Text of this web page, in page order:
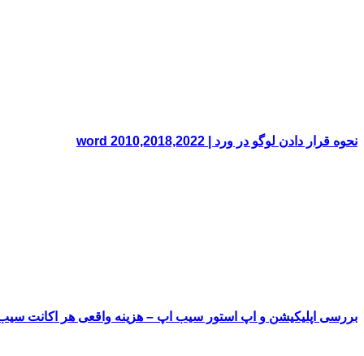
نحوه قرار دادن لوگو در ورد | word 2010,2018,2022
بررسی اپلیکیشن و اپ استور سیب اپ – هزینه واقعی هر اکانت